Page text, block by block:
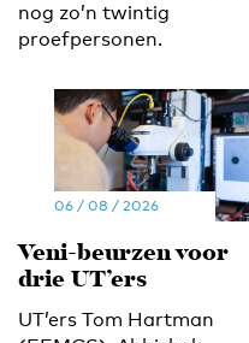
nog zo’n twintig
proefpersonen.
06 / 08 / 2026
Veni-beurzen voor
drie UT’ers
UT’ers Tom Hartman